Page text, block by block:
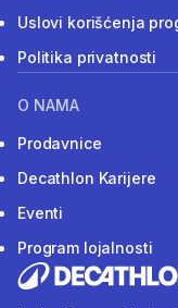
Uslovi korišćenja
Politika privatnosti
O NAMA
Prodavnice
Decathlon Karijere
Eventi
Program lojalnosti